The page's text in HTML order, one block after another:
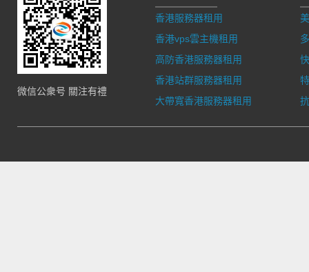
微信公衆号 關注有禮
香港服務器租用
香港vps雲主機租用
高防香港服務器租用
香港站群服務器租用
大帶寬香港服務器租用